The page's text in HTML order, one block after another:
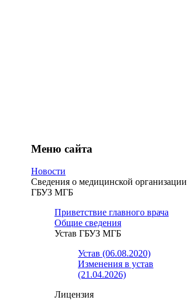
Меню сайта
Новости
Сведения о медицинской организации
ГБУЗ МГБ
Приветствие главного врача
Общие сведения
Устав ГБУЗ МГБ
Устав (06.08.2020)
Изменения в устав
(21.04.2026)
Лицензия